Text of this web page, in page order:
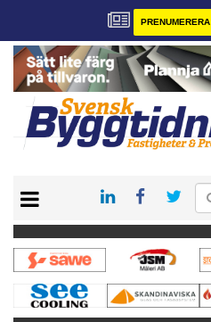
PRENUMERERA
PRENUMERERA
VÅRA ANDRA MAGASIN
ANNONSERA
KONTAKT